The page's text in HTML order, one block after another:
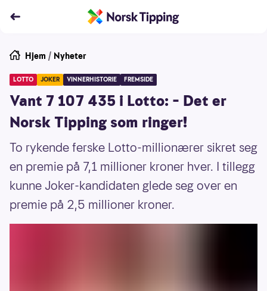
Hjem / Nyheter
LOTTO JOKER VINNERHISTORIE FREMSIDE
Vant 7 107 435 i Lotto: – Det er
Norsk Tipping som ringer!
To rykende ferske Lotto-millionærer sikret seg
en premie på 7,1 millioner kroner hver. I tillegg
kunne Joker-kandidaten glede seg over en
premie på 2,5 millioner kroner.